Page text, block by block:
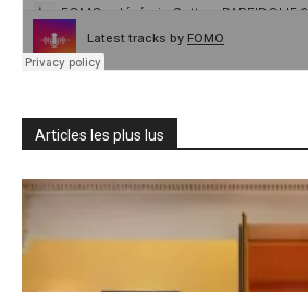
Articles les plus lus